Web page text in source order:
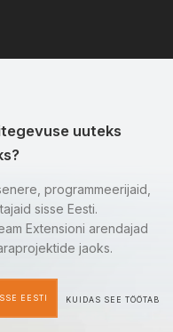
uuteks
programmeerijaid,
sisse Eesti.
Extensioni arendajad
jaoks.
EESTI KUIDAS SEE TÖÖTAB